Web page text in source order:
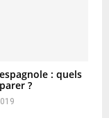
: quels
?